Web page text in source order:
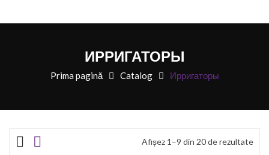
ИРРИГАТОРЫ
Prima pagină Catalog Ирригаторы
Afișez 1–9 din 20 de rezultate